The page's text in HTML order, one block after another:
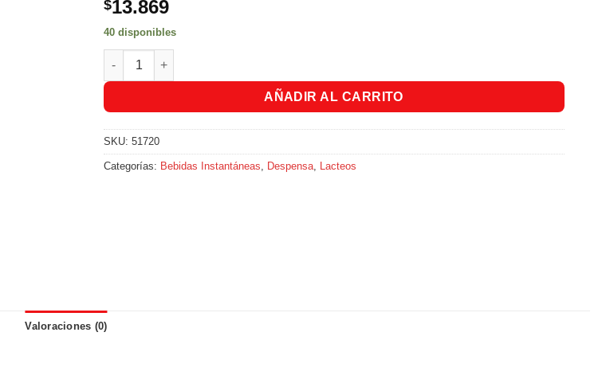
$13.869
40 disponibles
Instacrem 290Gr. cantidad
AÑADIR AL CARRITO
SKU:51720
Categorías: Bebidas Instantáneas Despensa Lacteos
Valoraciones (0)